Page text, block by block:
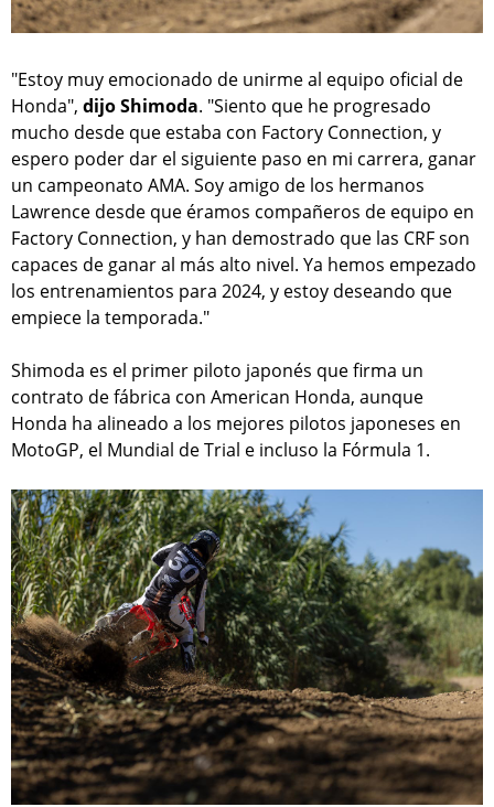
"Estoy muy emocionado de unirme al equipo oficial de
Honda", dijo Shimoda. "Siento que he progresado
mucho desde que estaba con Factory Connection, y
espero poder dar el siguiente paso en mi carrera, ganar
un campeonato AMA. Soy amigo de los hermanos
Lawrence desde que éramos compañeros de equipo en
Factory Connection, y han demostrado que las CRF son
capaces de ganar al más alto nivel. Ya hemos empezado
los entrenamientos para 2024, y estoy deseando que
empiece la temporada."
Shimoda es el primer piloto japonés que firma un
contrato de fábrica con American Honda, aunque
Honda ha alineado a los mejores pilotos japoneses en
MotoGP, el Mundial de Trial e incluso la Fórmula 1.